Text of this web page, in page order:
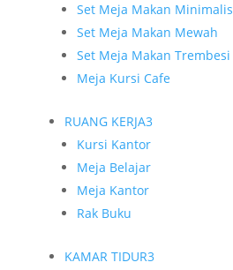
Set Meja Makan Minimalis
Set Meja Makan Mewah
Set Meja Makan Trembesi
Meja Kursi Cafe
RUANG KERJA3
Kursi Kantor
Meja Belajar
Meja Kantor
Rak Buku
KAMAR TIDUR3